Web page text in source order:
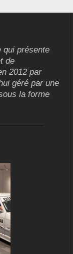
qui présente
de
2012 par
géré par une
la forme